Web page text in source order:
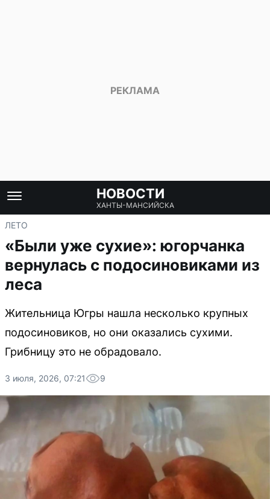
НОВОСТИ
ХАНТЫ-МАНСИЙСКА
ЛЕТО
«Были уже сухие»: югорчанка
вернулась с подосиновиками из
леса
Жительница Югры нашла несколько крупных
подосиновиков, но они оказались сухими.
Грибницу это не обрадовало.
3 июля, 2026, 07:21 9